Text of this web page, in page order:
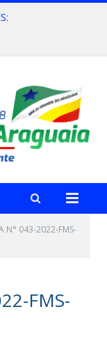
N° 043-2022-FMS-
FMS-